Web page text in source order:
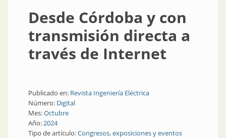
Desde Córdoba y con
transmisión directa a
través de Internet
Publicado en: Revista Ingeniería Eléctrica
Número: Digital
Mes:Octubre
Año:2024
Tipo de artículo:Congresos, exposiciones y eventos